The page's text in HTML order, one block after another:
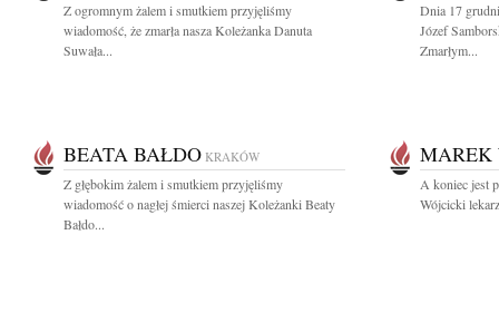
Z ogromnym żalem i smutkiem przyjęliśmy
wiadomość, że zmarła nasza Koleżanka Danuta
Suwała...
Dnia 17
Józef
Zmarłym...
BEATA BAŁDO KRAKÓW
Z głębokim żalem i smutkiem przyjęliśmy
wiadomość o nagłej śmierci naszej Koleżanki Beaty
Bałdo...
MAREK
A koniec jest
Wójcicki